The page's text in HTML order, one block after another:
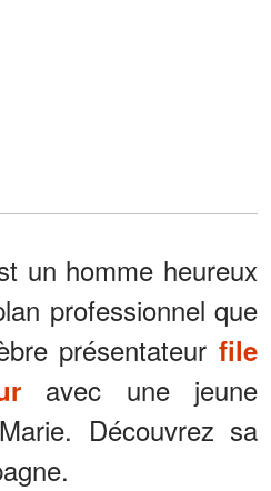
un homme heureux
professionnel que
présentateur file
avec une jeune
Découvrez sa